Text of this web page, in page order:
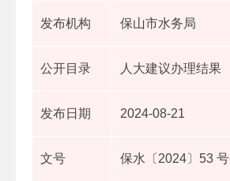
发布机构 保山市水务局
公开目录 人大建议办理结果
发布日期 2024-08-21
文号 保水〔2024〕53 号